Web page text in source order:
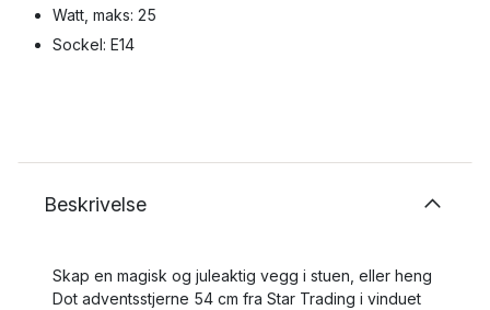
Watt, maks: 25
Sockel: E14
Beskrivelse
Skap en magisk og juleaktig vegg i stuen, eller heng
Dot adventsstjerne 54 cm fra Star Trading i vinduet